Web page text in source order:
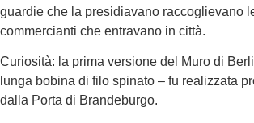
guardie che la presidiavano raccoglievano
commercianti che entravano in città.
Curiosità: la prima versione del Muro di
lunga bobina di filo spinato – fu realizzata
dalla Porta di Brandeburgo.